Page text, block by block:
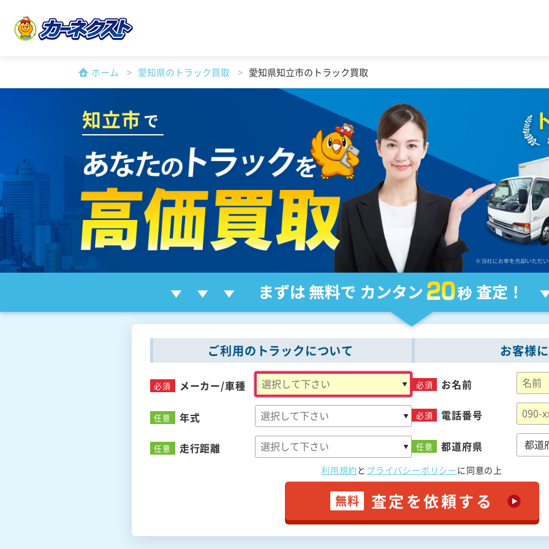
ホーム 愛知県のトラック買取 愛知県知立市のトラック買取
知立市で
ご利用のトラックについて
必須 メーカー/車種
任意 年式
任意 走行距離
お客様
必須 お名前
必須 電話番号
任意 都道府県
利用規約 と プライバシーポリシーに同意の上
無料 査定を依頼する